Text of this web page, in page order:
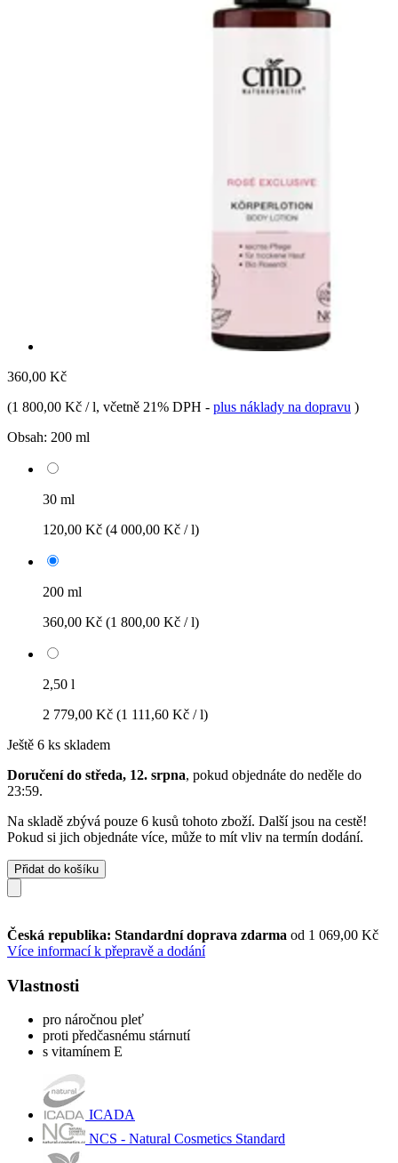
360,00 Kč
(1 800,00 Kč / l, včetně 21% DPH - plus náklady na dopravu )
Obsah: 200 ml
30 ml
120,00 Kč (4 000,00 Kč / l)
200 ml
360,00 Kč (1 800,00 Kč / l)
2,50 l
2 779,00 Kč (1 111,60 Kč / l)
Ještě 6 ks skladem
Doručení do středa, 12. srpna, pokud objednáte do neděle do
23:59.
Na skladě zbývá pouze 6 kusů tohoto zboží. Další jsou na cestě!
Pokud si jich objednáte více, může to mít vliv na termín dodání.
Přidat do košíku
Česká republika: Standardní doprava zdarma od 1 069,00 Kč
Více informací k přepravě a dodání
Vlastnosti
pro náročnou pleť
proti předčasnému stárnutí
s vitamínem E
ICADA
NCS - Natural Cosmetics Standard